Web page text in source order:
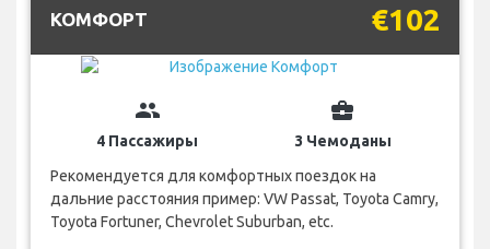
КОМФОРТ €102
group
4 Пассажиры
business_center
3 Чемоданы
Рекомендуется для комфортных поездок на
дальние расстояния пример: VW Passat, Toyota Camry,
Toyota Fortuner, Chevrolet Suburban, etc.